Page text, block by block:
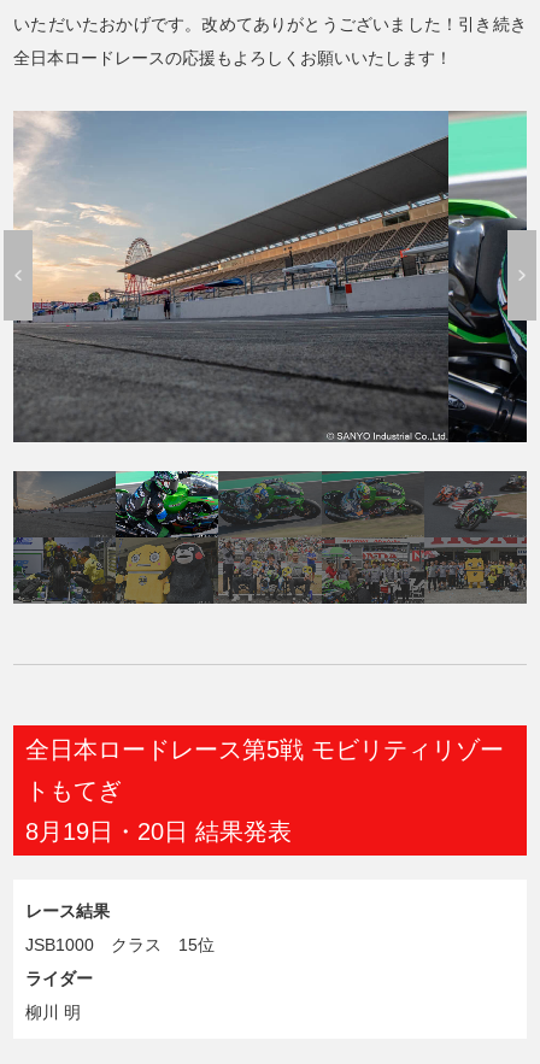
いただいたおかげです。改めてありがとうございました！引き続き
全日本ロードレースの応援もよろしくお願いいたします！
全日本ロードレース第5戦 モビリティリゾー
トもてぎ
8月19日・20日 結果発表
レース結果
JSB1000 クラス 15位
ライダー
柳川 明